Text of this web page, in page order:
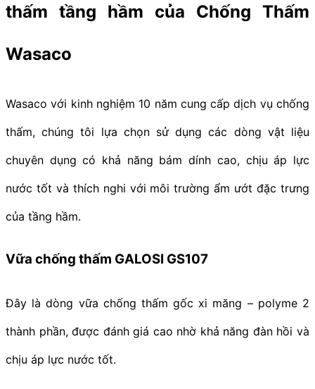
thấm tầng hầm của Chống Thấm
Wasaco
Wasaco với kinh nghiệm 10 năm cung cấp dịch vụ chống
thấm, chúng tôi lựa chọn sử dụng các dòng vật liệu
chuyên dụng có khả năng bám dính cao, chịu áp lực
nước tốt và thích nghi với môi trường ẩm ướt đặc trưng
của tầng hầm.
Vữa chống thấm GALOSI GS107
Đây là dòng vữa chống thấm gốc xi măng – polyme 2
thành phần, được đánh giá cao nhờ khả năng đàn hồi và
chịu áp lực nước tốt.